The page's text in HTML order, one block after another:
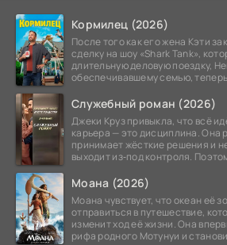
Кормилец (2026)
После того как его жена Кэти
сделку на шоу «Shark Tank»,
длительную деловую поездку,
обеспечивавшему семью,
Служебный роман (2026)
Джеки Круз привыкла, что всё
карьера — это дисциплина. Она
принимает жёсткие решения и
выходит из‑под контроля.
Моана (2026)
Моана чувствует, что океан её
отправиться в путешествие,
изменит ход её жизни. Она
рифа родного Мотунуи и